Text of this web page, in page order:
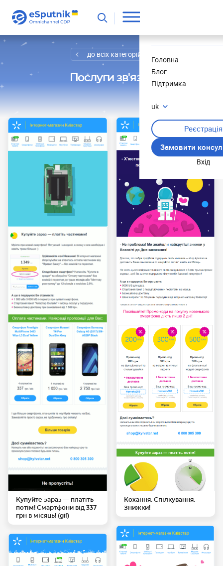
Головна
Блог
Підтримка
uk
Реєстрація
Замовити
Вхід
до всіх категорій
Послуги зв'язку
Купуйте зараз — платіть
потім! Смартфони від 337
грн в місяць! (gif)
Кохання. Спілкування.
Знижки!